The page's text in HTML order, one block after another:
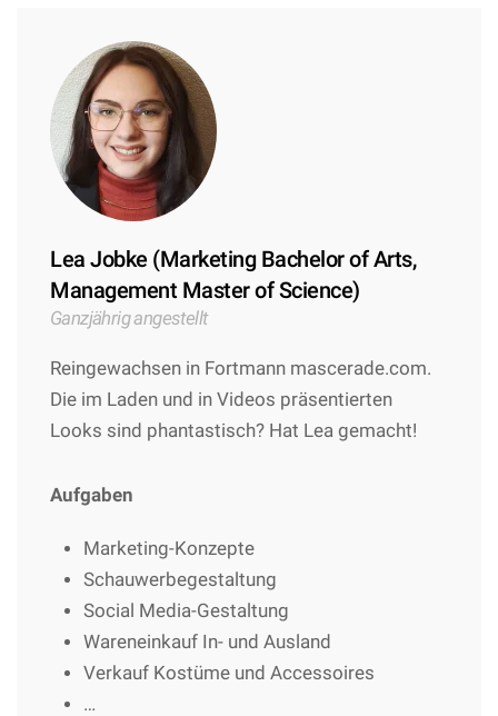
Lea Jobke (Marketing Bachelor of Arts,
Management Master of Science)
Ganzjährig angestellt
Reingewachsen in Fortmann mascerade.com.
Die im Laden und in Videos präsentierten
Looks sind phantastisch? Hat Lea gemacht!
Aufgaben
Marketing-Konzepte
Schauwerbegestaltung
Social Media-Gestaltung
Wareneinkauf In- und Ausland
Verkauf Kostüme und Accessoires
…